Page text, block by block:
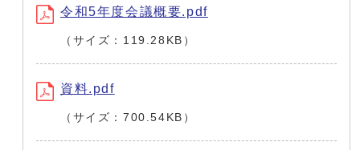
令和5年度会議概要.pdf
（サイズ：119.28KB）
資料.pdf
（サイズ：700.54KB）